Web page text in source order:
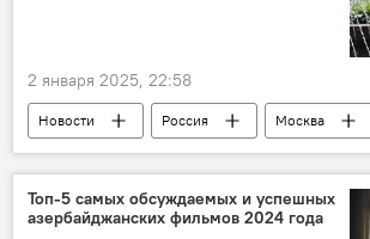
2 января 2025, 22:58
Новости Россия
Москва
МГУ
2024 год
Жара
температура воздуха
Климат
температурный рекорд
Дожди
Топ-5 самых обсуждаемых и успешных
азербайджанских фильмов 2024 года